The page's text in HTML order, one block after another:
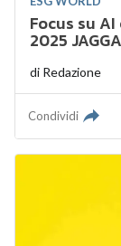
Focus su
2025
di Redazione
Condividi